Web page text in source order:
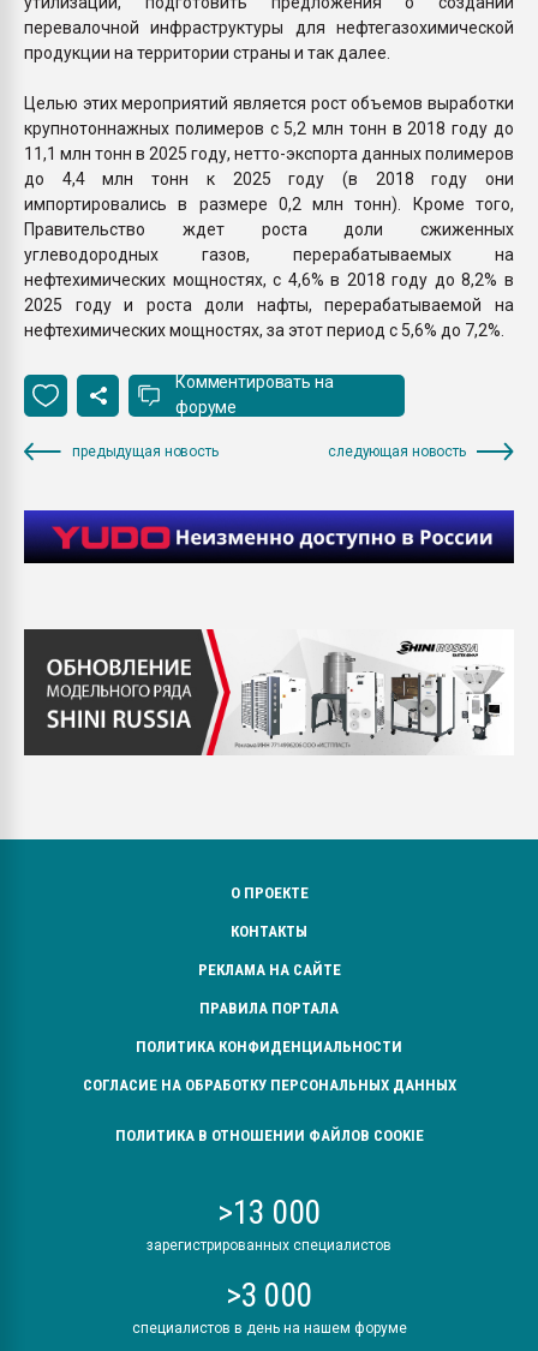
перевалочной инфраструктуры для нефтегазохимической
продукции на территории страны и так далее.
Целью этих мероприятий является рост объемов выработки
крупнотоннажных полимеров с 5,2 млн тонн в 2018 году до
11,1 млн тонн в 2025 году, нетто-экспорта данных полимеров
до 4,4 млн тонн к 2025 году (в 2018 году они
импортировались в размере 0,2 млн тонн). Кроме того,
Правительство ждет роста доли сжиженных
углеводородных газов, перерабатываемых на
нефтехимических мощностях, с 4,6% в 2018 году до 8,2% в
2025 году и роста доли нафты, перерабатываемой на
нефтехимических мощностях, за этот период с 5,6% до 7,2%.
Комментировать на
форуме
предыдущая новость следующая новость
О ПРОЕКТЕ
КОНТАКТЫ
РЕКЛАМА НА САЙТЕ
ПРАВИЛА ПОРТАЛА
ПОЛИТИКА КОНФИДЕНЦИАЛЬНОСТИ
СОГЛАСИЕ НА ОБРАБОТКУ ПЕРСОНАЛЬНЫХ ДАННЫХ
ПОЛИТИКА В ОТНОШЕНИИ ФАЙЛОВ COOKIE
>13 000
зарегистрированных специалистов
>3 000
специалистов в день на нашем форуме